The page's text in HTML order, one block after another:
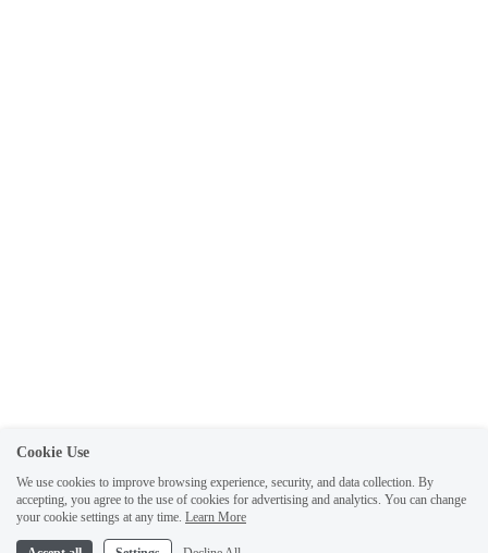
Cookie Use
We use cookies to improve browsing experience, security, and data collection. By
accepting, you agree to the use of cookies for advertising and analytics. You can change
your cookie settings at any time. Learn More